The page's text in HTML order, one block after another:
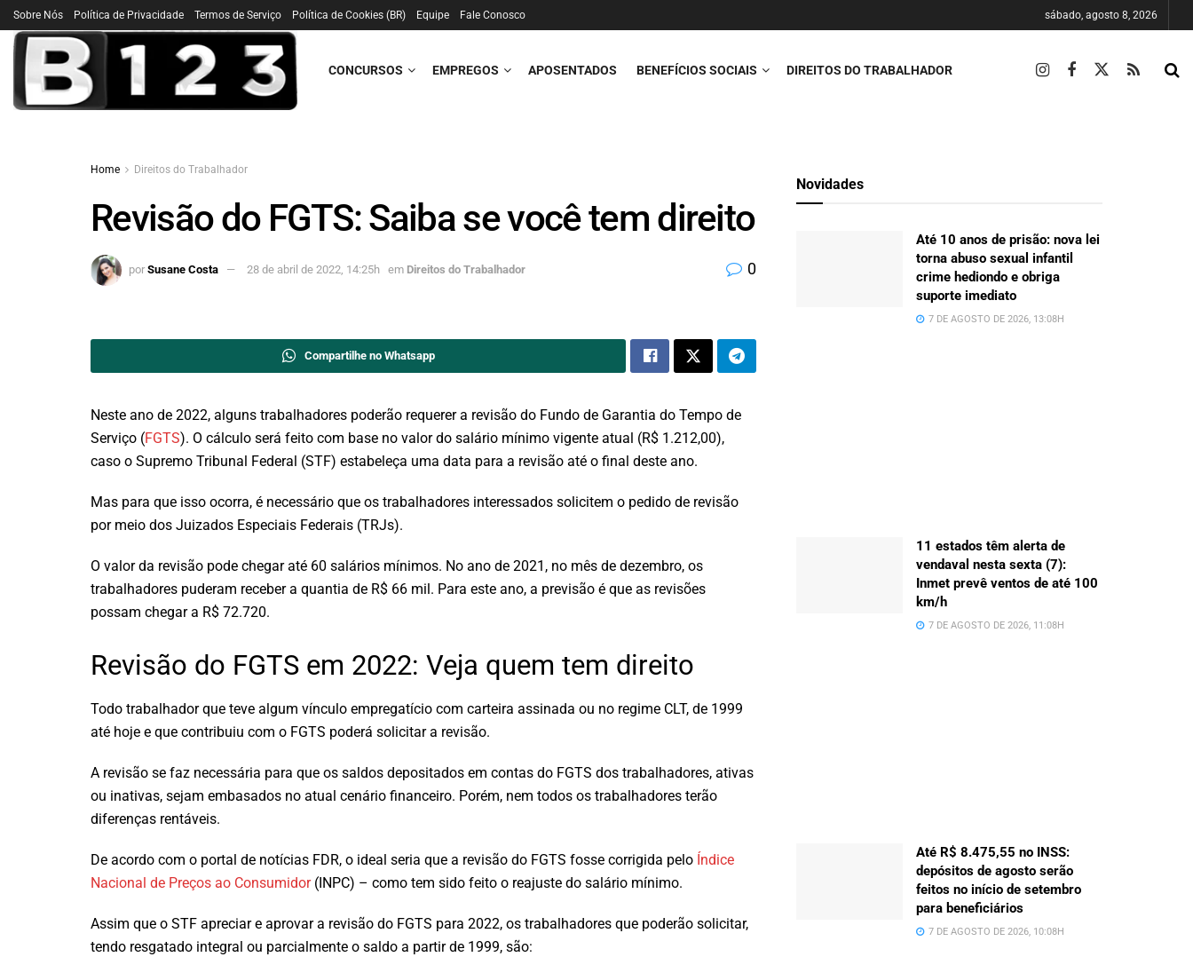
Sobre Nós Política de Privacidade Termos de Serviço Política de Cookies (BR) Equipe Fale Conosco sábado, agosto 8, 2026
CONCURSOS EMPREGOS APOSENTADOS BENEFÍCIOS SOCIAIS DIREITOS DO TRABALHADOR
Home Direitos do Trabalhador
Revisão do FGTS: Saiba se você tem direito
por Susane Costa 28 de abril de 2022, 14:25h em Direitos do Trabalhador 0
Compartilhe no Whatsapp
Neste ano de 2022, alguns trabalhadores poderão requerer a revisão do Fundo de Garantia do Tempo de
Serviço (FGTS). O cálculo será feito com base no valor do salário mínimo vigente atual (R$ 1.212,00),
caso o Supremo Tribunal Federal (STF) estabeleça uma data para a revisão até o final deste ano.
Mas para que isso ocorra, é necessário que os trabalhadores interessados solicitem o pedido de revisão
por meio dos Juizados Especiais Federais (TRJs).
O valor da revisão pode chegar até 60 salários mínimos. No ano de 2021, no mês de dezembro, os
trabalhadores puderam receber a quantia de R$ 66 mil. Para este ano, a previsão é que as revisões
possam chegar a R$ 72.720.
Revisão do FGTS em 2022: Veja quem tem direito
Todo trabalhador que teve algum vínculo empregatício com carteira assinada ou no regime CLT, de 1999
até hoje e que contribuiu com o FGTS poderá solicitar a revisão.
A revisão se faz necessária para que os saldos depositados em contas do FGTS dos trabalhadores, ativas
ou inativas, sejam embasados no atual cenário financeiro. Porém, nem todos os trabalhadores terão
diferenças rentáveis.
De acordo com o portal de notícias FDR, o ideal seria que a revisão do FGTS fosse corrigida pelo Índice
Nacional de Preços ao Consumidor(INPC) – como tem sido feito o reajuste do salário mínimo.
Assim que o STF apreciar e aprovar a revisão do FGTS para 2022, os trabalhadores que poderão solicitar,
tendo resgatado integral ou parcialmente o saldo a partir de 1999, são:
Novidades
Até 10 anos de prisão: nova lei
torna abuso sexual infantil
crime hediondo e obriga
suporte imediato
7 DE AGOSTO DE 2026, 13:08H
11 estados têm alerta de
vendaval nesta sexta (7):
Inmet prevê ventos de até 100
km/h
7 DE AGOSTO DE 2026, 11:08H
Até R$ 8.475,55 no INSS:
depósitos de agosto serão
feitos no início de setembro
para beneficiários
7 DE AGOSTO DE 2026, 10:08H